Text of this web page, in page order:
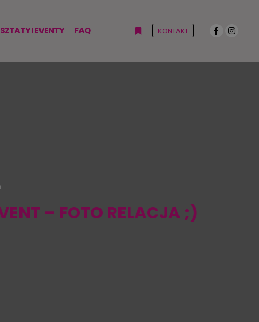
I EVENTY FAQ KONTAKT
– FOTO RELACJA ;)